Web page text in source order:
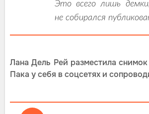
Это всего лишь
не собирался
Лана Дель Рей разместила
Пака у себя в соцсетях и